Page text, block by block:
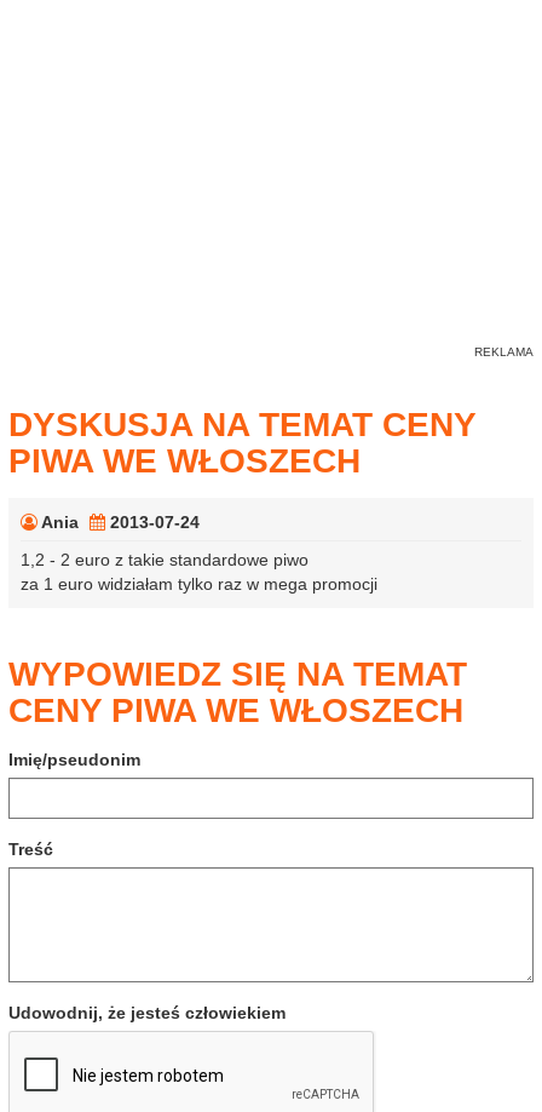
DYSKUSJA NA TEMAT CENY
PIWA WE WŁOSZECH
Ania
2013-07-24
1,2 - 2 euro z takie standardowe piwo
za 1 euro widziałam tylko raz w mega promocji
WYPOWIEDZ SIĘ NA TEMAT
CENY PIWA WE WŁOSZECH
Imię/pseudonim
Treść
Udowodnij, że jesteś człowiekiem